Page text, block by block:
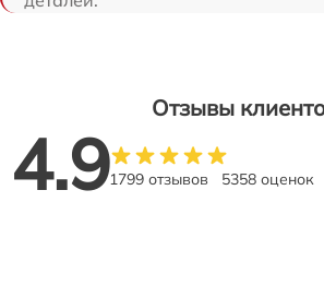
Отзывы
4.91799 отзывов 5358 оценок